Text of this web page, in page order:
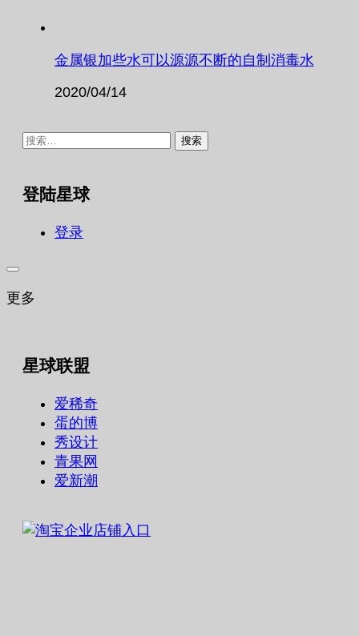
金属银加些水可以源源不断的自制消毒水
2020/04/14
搜
登陆星球
登录
更多
星球联盟
爱稀奇
蛋的博
秀设计
青果网
爱新潮